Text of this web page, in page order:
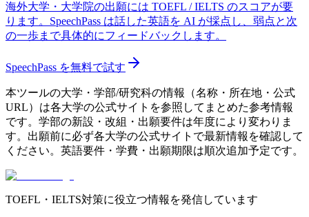
海外大学・大学院の出願には TOEFL / IELTS のスコアが要
ります。SpeechPass は話した英語を AI が採点し、弱点と次
の一歩まで具体的にフィードバックします。
SpeechPass を無料で試す
本ツールの大学・学部/研究科の情報（名称・所在地・公式
URL）は各大学の公式サイトを参照してまとめた参考情報
です。学部の新設・改組・出願要件は年度により変わりま
す。出願前に必ず各大学の公式サイトで最新情報を確認して
ください。英語要件・学費・出願期限は順次追加予定です。
TOEFL・IELTS対策に役立つ情報を発信しています